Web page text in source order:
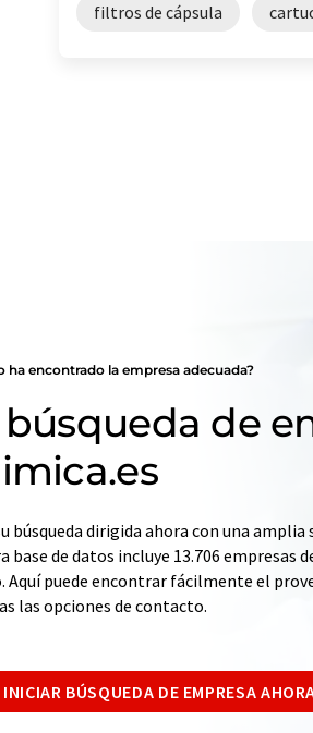
filtros de cápsula
ha encontrado la empresa adecuada?
búsqueda de
búsqueda dirigida ahora con una
base de datos incluye 13.706 empresas
Aquí puede encontrar fácilmente el
las opciones de contacto.
INICIAR BÚSQUEDA DE EMPRESA